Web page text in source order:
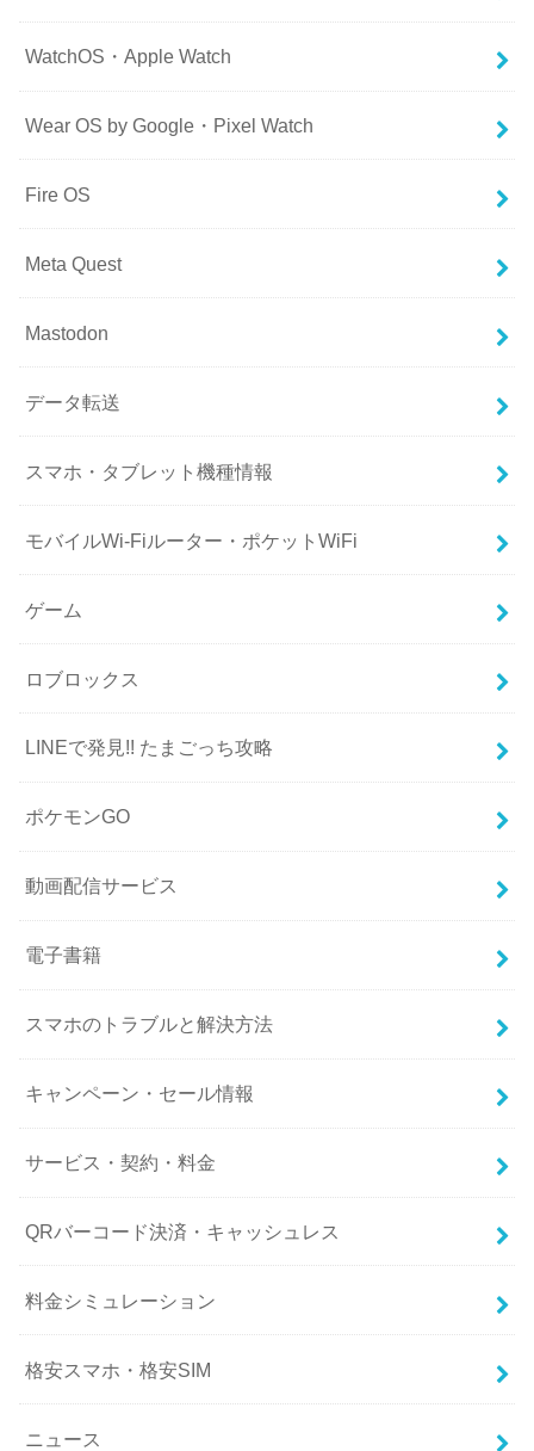
WatchOS・Apple Watch
Wear OS by Google・Pixel Watch
Fire OS
Meta Quest
Mastodon
データ転送
スマホ・タブレット機種情報
モバイルWi-Fiルーター・ポケットWiFi
ゲーム
ロブロックス
LINEで発見!! たまごっち攻略
ポケモンGO
動画配信サービス
電子書籍
スマホのトラブルと解決方法
キャンペーン・セール情報
サービス・契約・料金
QRバーコード決済・キャッシュレス
料金シミュレーション
格安スマホ・格安SIM
ニュース